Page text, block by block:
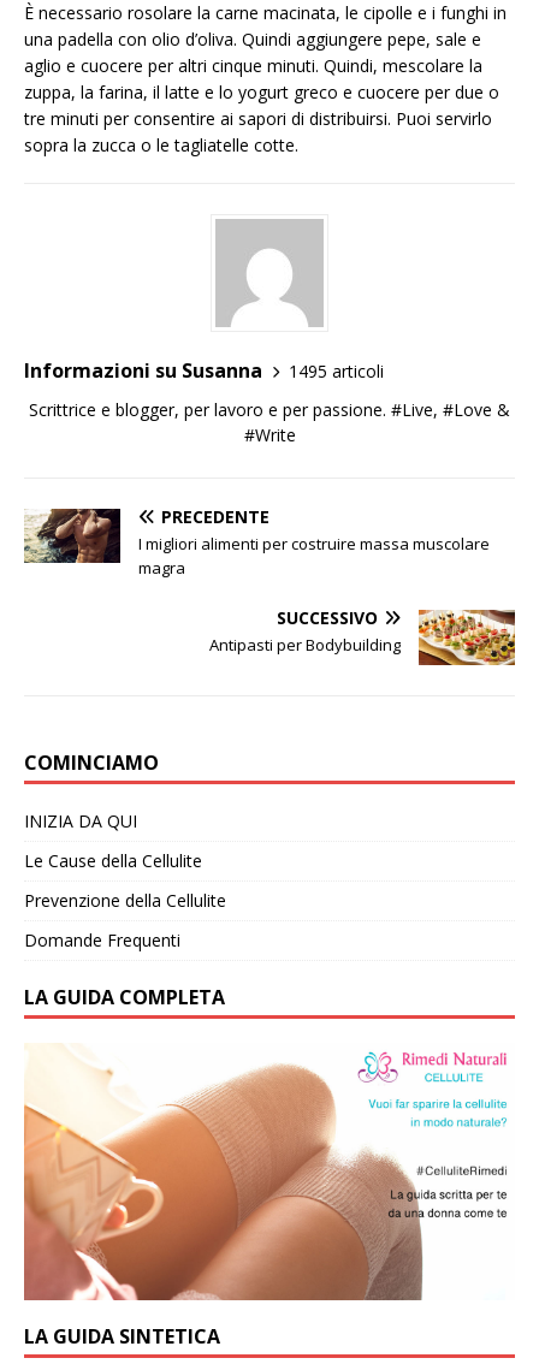
È necessario rosolare la carne macinata, le cipolle e i funghi in
una padella con olio d’oliva. Quindi aggiungere pepe, sale e
aglio e cuocere per altri cinque minuti. Quindi, mescolare la
zuppa, la farina, il latte e lo yogurt greco e cuocere per due o
tre minuti per consentire ai sapori di distribuirsi. Puoi servirlo
sopra la zucca o le tagliatelle cotte.
Informazioni su Susanna
1495 articoli
Scrittrice e blogger, per lavoro e per passione. #Live, #Love &
#Write
PRECEDENTE
I migliori alimenti per costruire massa muscolare
magra
SUCCESSIVO
Antipasti per Bodybuilding
COMINCIAMO
INIZIA DA QUI
Le Cause della Cellulite
Prevenzione della Cellulite
Domande Frequenti
LA GUIDA COMPLETA
LA GUIDA SINTETICA